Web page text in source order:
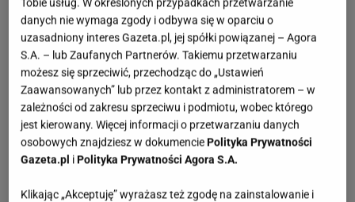
Tobie usług. W określonych przypadkach przetwarzanie
danych nie wymaga zgody i odbywa się w oparciu o
uzasadniony interes Gazeta.pl, jej spółki powiązanej – Agora
S.A. – lub Zaufanych Partnerów. Takiemu przetwarzaniu
możesz się sprzeciwić, przechodząc do „Ustawień
Zaawansowanych” lub przez kontakt z administratorem – w
zależności od zakresu sprzeciwu i podmiotu, wobec którego
jest kierowany. Więcej informacji o przetwarzaniu danych
osobowych znajdziesz w dokumenciePolityka Prywatności
Gazeta.pl iPolityka Prywatności Agora S.A.
Klikając „Akceptuję” wyrażasz też zgodę na zainstalowanie i